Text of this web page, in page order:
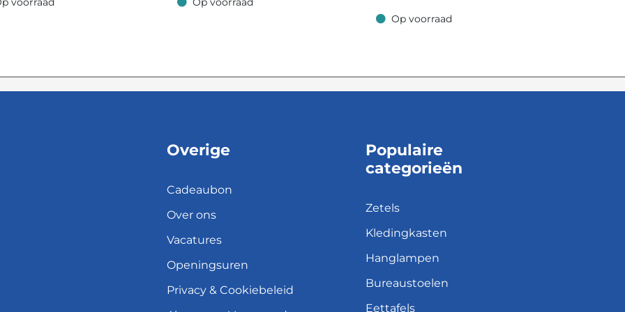
Op voorraad
Op voorraad
Op voorraad
Overige
Cadeaubon
Over ons
Vacatures
Openingsuren
Privacy & Cookiebeleid
Populaire
categorieën
Zetels
Kledingkasten
Hanglampen
Bureaustoelen
Eettafels